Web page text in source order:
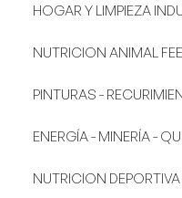
HOGAR Y LIMPIEZA
NUTRICION ANIMAL
PINTURAS -
ENERGÍA - MINERÍA -
NUTRICION DEPORTIVA